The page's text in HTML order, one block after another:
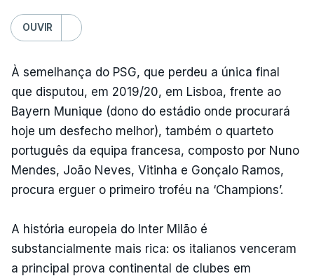
OUVIR
À semelhança do PSG, que perdeu a única final
que disputou, em 2019/20, em Lisboa, frente ao
Bayern Munique (dono do estádio onde procurará
hoje um desfecho melhor), também o quarteto
português da equipa francesa, composto por Nuno
Mendes, João Neves, Vitinha e Gonçalo Ramos,
procura erguer o primeiro troféu na ‘Champions’.
A história europeia do Inter Milão é
substancialmente mais rica: os italianos venceram
a principal prova continental de clubes em